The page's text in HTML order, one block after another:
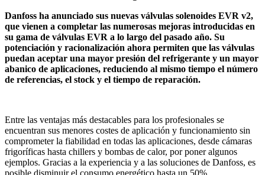
Danfoss ha anunciado sus nuevas válvulas solenoides EVR v2,
que vienen a completar las numerosas mejoras introducidas en
su gama de válvulas EVR a lo largo del pasado año. Su
potenciación y racionalización ahora permiten que las válvulas
puedan aceptar una mayor presión del refrigerante y un mayor
abanico de aplicaciones, reduciendo al mismo tiempo el número
de referencias, el stock y el tiempo de reparación.
Entre las ventajas más destacables para los profesionales se
encuentran sus menores costes de aplicación y funcionamiento sin
comprometer la fiabilidad en todas las aplicaciones, desde cámaras
frigoríficas hasta chillers y bombas de calor, por poner algunos
ejemplos. Gracias a la experiencia y a las soluciones de Danfoss, es
posible disminuir el consumo energético hasta un 50%.